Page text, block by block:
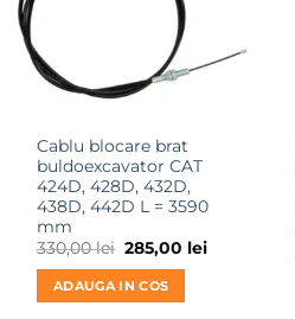
Cablu blocare brat
buldoexcavator CAT
424D, 428D, 432D,
438D, 442D L = 3590
mm
330,00lei Prețul
inițial
a
fost:
330,00 lei.
285,00 leiPrețul
ADAUGA IN COS